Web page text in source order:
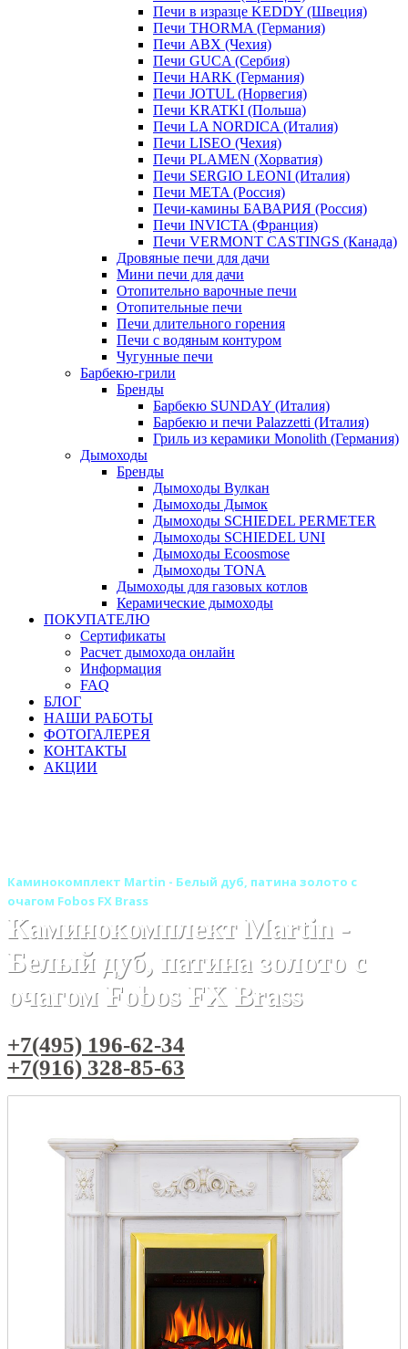
Печи в изразце KEDDY (Швеция)
Печи THORMA (Германия)
Печи ABX (Чехия)
Печи GUCA (Сербия)
Печи HARK (Германия)
Печи JOTUL (Норвегия)
Печи KRATKI (Польша)
Печи LA NORDICA (Италия)
Печи LISEO (Чехия)
Печи PLAMEN (Хорватия)
Печи SERGIO LEONI (Италия)
Печи META (Россия)
Печи-камины БАВАРИЯ (Россия)
Печи INVICTA (Франция)
Печи VERMONT CASTINGS (Канада)
Дровяные печи для дачи
Мини печи для дачи
Отопительно варочные печи
Отопительные печи
Печи длительного горения
Печи с водяным контуром
Чугунные печи
Барбекю-грили
Бренды
Барбекю SUNDAY (Италия)
Барбекю и печи Palazzetti (Италия)
Гриль из керамики Monolith (Германия)
Дымоходы
Бренды
Дымоходы Вулкан
Дымоходы Дымок
Дымоходы SCHIEDEL PERMETER
Дымоходы SCHIEDEL UNI
Дымоходы Ecoosmose
Дымоходы TONA
Дымоходы для газовых котлов
Керамические дымоходы
ПОКУПАТЕЛЮ
Сертификаты
Расчет дымохода онлайн
Информация
FAQ
БЛОГ
НАШИ РАБОТЫ
ФОТОГАЛЕРЕЯ
КОНТАКТЫ
АКЦИИ
Каминокомплект Martin - Белый дуб, патина золото с
очагом Fobos FX Brass
Каминокомплект Martin -
Белый дуб, патина золото с
очагом Fobos FX Brass
+7(495) 196-62-34
+7(916) 328-85-63